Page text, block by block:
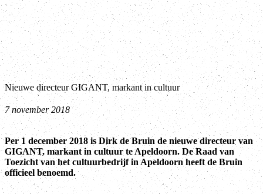
Nieuwe directeur GIGANT, markant in cultuur
7 november 2018
Per 1 december 2018 is Dirk de Bruin de nieuwe directeur van
GIGANT, markant in cultuur te Apeldoorn. De Raad van
Toezicht van het cultuurbedrijf in Apeldoorn heeft de Bruin
officieel benoemd.